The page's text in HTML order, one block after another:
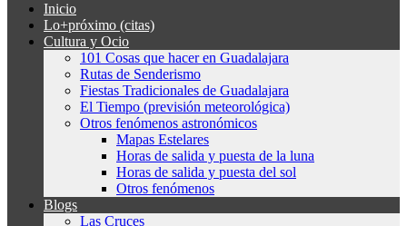
Inicio
Lo+próximo (citas)
Cultura y Ocio
101 Cosas que hacer en Guadalajara
Rutas de Senderismo
Fiestas Tradicionales de Guadalajara
El Tiempo (previsión meteorológica)
Otros fenómenos astronómicos
Mapas Estelares
Horas de salida y puesta de la luna
Horas de salida y puesta del sol
Otros fenómenos
Blogs
Las Cruces